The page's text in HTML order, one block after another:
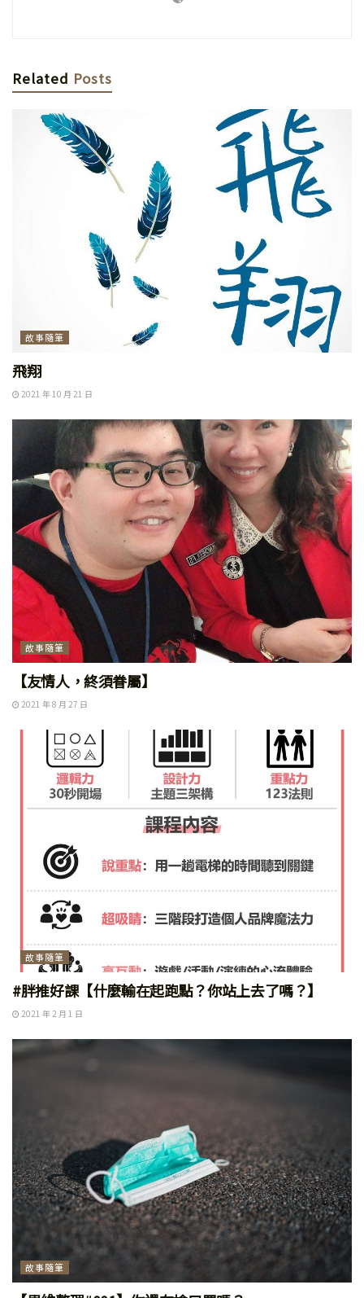
Related Posts
故事隨筆
飛翔
2021 年 10 月 21 日
故事隨筆
【友情人，終須眷屬】
2021 年 8 月 27 日
故事隨筆
#胖推好課【什麼輸在起跑點？你站上去了嗎？】
2021 年 2 月 1 日
故事隨筆